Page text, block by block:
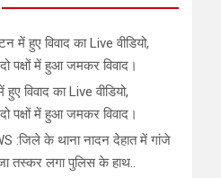
में हुए विवाद का Live वीडियो,
पक्षों में हुआ जमकर विवाद।
विवाद का Live वीडियो,
पक्षों में हुआ जमकर विवाद।
:जिले के थाना नादन देहात में गांजे
तस्कर लगा पुलिस के हाथ..